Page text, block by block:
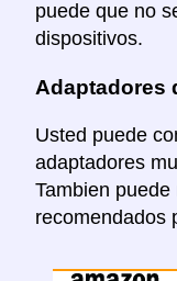
puede que no
dispositivos.
Adaptadores
Usted puede
adaptadores
Tambien
recomendados